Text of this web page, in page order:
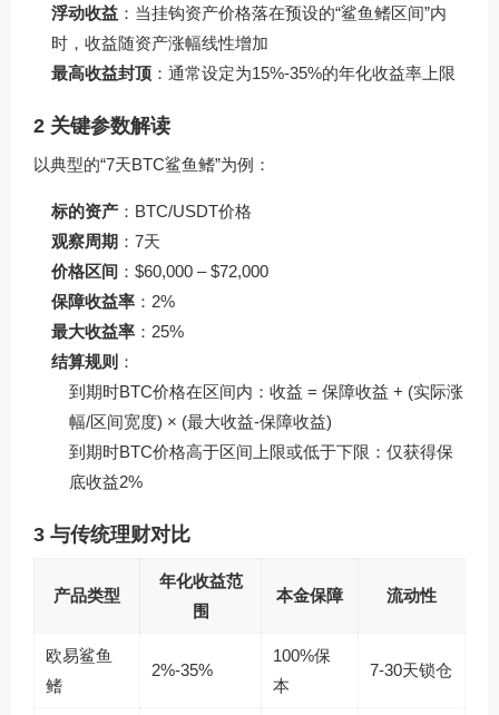
浮动收益 ：当挂钩资产价格落在预设的“鲨鱼鳍区间”内
时，收益随资产涨幅线性增加
最高收益封顶 ：通常设定为15%-35%的年化收益率上限
2 关键参数解读
以典型的“7天BTC鲨鱼鳍”为例：
标的资产 ：BTC/USDT价格
观察周期 ：7天
价格区间 ：$60,000 – $72,000
保障收益率 ：2%
最大收益率 ：25%
结算规则 ：
到期时BTC价格在区间内：收益 = 保障收益 + (实际涨
幅/区间宽度) × (最大收益-保障收益)
到期时BTC价格高于区间上限或低于下限：仅获得保
底收益2%
3 与传统理财对比
产品类型
年化收益范
围
本金保障 流动性
欧易鲨鱼
鳍
2%-35%
100%保
本
7-30天锁仓